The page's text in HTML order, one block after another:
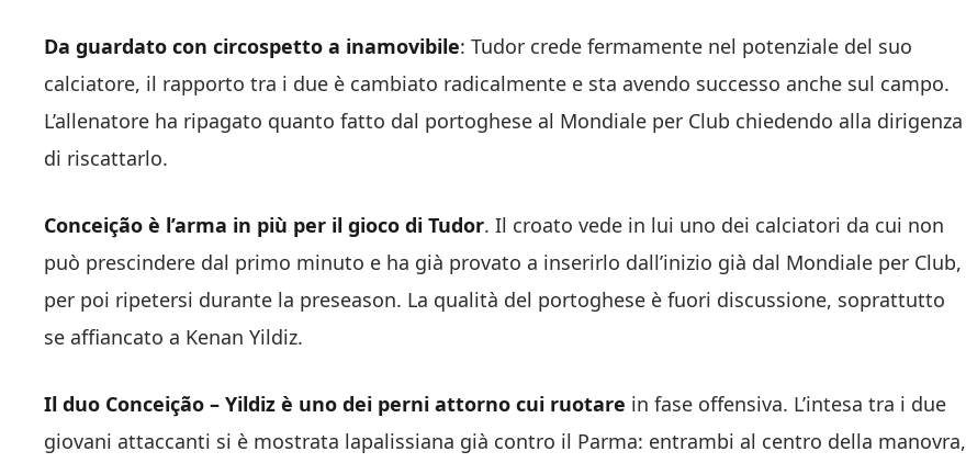
Da guardato con circospetto a inamovibile: Tudor crede fermamente nel potenziale del suo
calciatore, il rapporto tra i due è cambiato radicalmente e sta avendo successo anche sul campo.
L’allenatore ha ripagato quanto fatto dal portoghese al Mondiale per Club chiedendo alla dirigenza
di riscattarlo.
Conceição è l’arma in più per il gioco di Tudor. Il croato vede in lui uno dei calciatori da cui non
può prescindere dal primo minuto e ha già provato a inserirlo dall’inizio già dal Mondiale per Club,
per poi ripetersi durante la preseason. La qualità del portoghese è fuori discussione, soprattutto
se affiancato a Kenan Yildiz.
Il duo Conceição – Yildiz è uno dei perni attorno cui ruotare in fase offensiva. L’intesa tra i due
giovani attaccanti si è mostrata lapalissiana già contro il Parma: entrambi al centro della manovra,